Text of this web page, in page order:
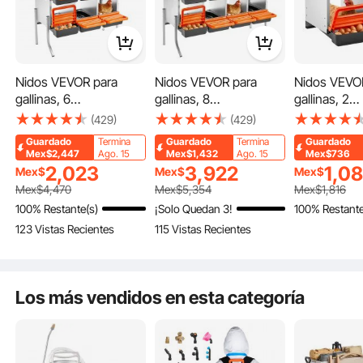
La bandeja de nidificación inclinada guía los huevos suavemente hacia la zona de
recolección, aumentando la eficiencia y reduciendo roturas, contaminación,
pérdidas o picoteos por parte de las gallinas. Nuestros nidos abatibles facilitan
Nidos VEVOR para
gallinas, 6
compartimentos, con
patas de apoyo, fácil
recogida de huevos,
acero galvanizado y
plástico de alta
resistencia, plegables,
color naranja
(429)
Guardado
Mex$2,447
Termina
Ago. 15
Mex$2,023
Mex$4,470
100% Restante(s)
123 Vistas Recientes
Nidos VEVOR para
gallinas, 8
compartimentos, con
patas de apoyo, fácil
recogida de huevos,
acero galvanizado y
plástico de alta
resistencia, plegables,
para gallinas y pollos
ponedores, color
(429)
Guardado
Mex$1,432
Termina
Ago. 15
Mex$3,922
Mex$5,354
¡Solo Quedan 3!
115 Vistas Recientes
Nidos
gallinas, 2
recogida
montaje en
montaje,
de alta
nidos
Guardado
Mex$736
Mex$
Mex$1,816
100%
Los más vendidos en esta categoría